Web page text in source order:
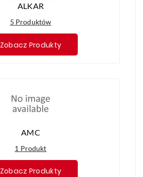
ALKAR
5 Produktów
Zobacz Produkty
AMC
1 Produkt
Zobacz Produkty